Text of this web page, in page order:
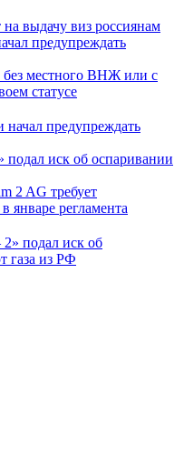
предупреждать
без местного ВНЖ или с
статусе
иск об оспаривании
2 AG требует
январе регламента